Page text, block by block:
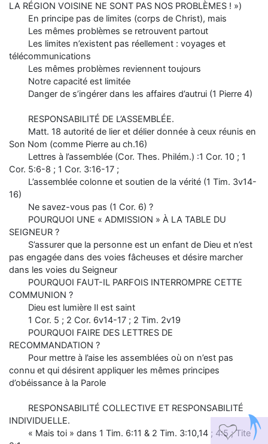
LA RÉGION VOISINE NE SONT PAS NOS PROBLÈMES ! »)
En principe pas de limites (corps de Christ), mais
Les mêmes problèmes se retrouvent partout
Les limites n’existent pas réellement : voyages et
télécommunications
Les mêmes problèmes reviennent toujours
Notre capacité est limitée
Danger de s’ingérer dans les affaires d’autrui (1 Pierre 4)
RESPONSABILITÉ DE L’ASSEMBLÉE.
Matt. 18 autorité de lier et délier donnée à ceux réunis en
Son Nom (comme Pierre au ch.16)
Lettres à l’assemblée (Cor. Thes. Philém.) :1 Cor. 10 ; 1
Cor. 5:6-8 ; 1 Cor. 3:16-17 ;
L’assemblée colonne et soutien de la vérité (1 Tim. 3v14-
16)
Ne savez-vous pas (1 Cor. 6) ?
POURQUOI UNE « ADMISSION » À LA TABLE DU
SEIGNEUR ?
S’assurer que la personne est un enfant de Dieu et n’est
pas engagée dans des voies fâcheuses et désire marcher
dans les voies du Seigneur
POURQUOI FAUT-IL PARFOIS INTERROMPRE CETTE
COMMUNION ?
Dieu est lumière Il est saint
1 Cor. 5 ; 2 Cor. 6v14-17 ; 2 Tim. 2v19
POURQUOI FAIRE DES LETTRES DE
RECOMMANDATION ?
Pour mettre à l’aise les assemblées où on n’est pas
connu et qui désirent appliquer les mêmes principes
d’obéissance à la Parole
RESPONSABILITÉ COLLECTIVE ET RESPONSABILITÉ
INDIVIDUELLE.
« Mais toi » dans 1 Tim. 6:11 & 2 Tim. 3:10,14 ; 4:5 ; Tite
B 2